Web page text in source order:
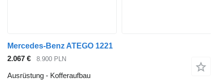
Mercedes-Benz ATEGO 1221
2.067 €
8.900 PLN
Ausrüstung - Kofferaufbau